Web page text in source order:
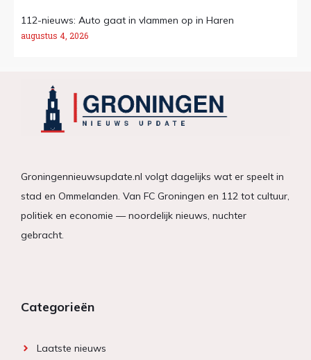
112-nieuws: Auto gaat in vlammen op in Haren
augustus 4, 2026
Groningennieuwsupdate.nl volgt dagelijks wat er speelt in
stad en Ommelanden. Van FC Groningen en 112 tot cultuur,
politiek en economie — noordelijk nieuws, nuchter
gebracht.
Categorieën
Laatste nieuws